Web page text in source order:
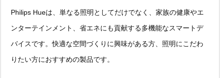
Philips Hueは、単なる照明としてだけでなく、家族の健康やエ
ンターテインメント、省エネにも貢献する多機能なスマートデ
バイスです。快適な空間づくりに興味がある方、照明にこだわ
りたい方におすすめの製品です。